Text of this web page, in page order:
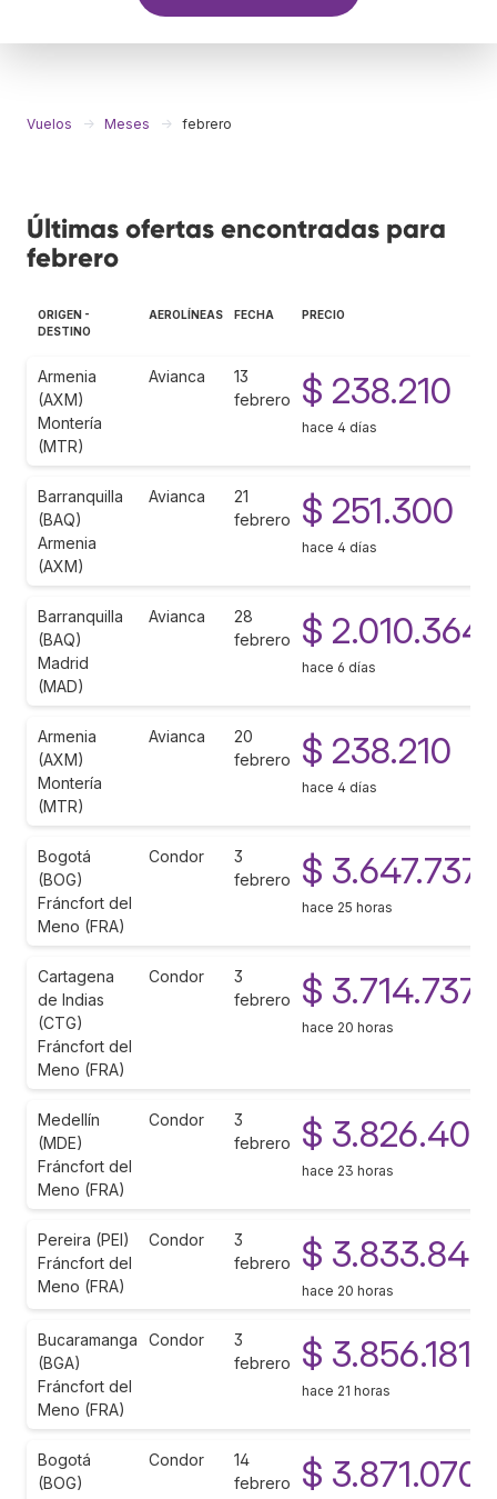
Vuelos Meses febrero
Últimas ofertas encontradas para
febrero
ORIGEN -
DESTINO
AEROLÍNEAS FECHA PRECIO
Armenia
(AXM)
Montería
(MTR)
Avianca
13
febrero
$ 238.210
hace 4 días
Barranquilla
(BAQ)
Armenia
(AXM)
Avianca
21
febrero
$ 251.300
hace 4 días
Barranquilla
(BAQ)
Madrid
(MAD)
Avianca
28
febrero
$ 2.010.364
hace 6 días
Armenia
(AXM)
Montería
(MTR)
Avianca
20
febrero
$ 238.210
hace 4 días
Bogotá
(BOG)
Fráncfort del
Meno (FRA)
Condor
3
febrero
$ 3.647.737
hace 25 horas
Cartagena
de Indias
(CTG)
Fráncfort del
Meno (FRA)
Condor
3
febrero
$ 3.714.737
hace 20 horas
Medellín
(MDE)
Fráncfort del
Meno (FRA)
Condor
3
febrero
$ 3.826.403
hace 23 horas
Pereira (PEI)
Fráncfort del
Meno (FRA)
Condor
3
febrero
$ 3.833.848
hace 20 horas
Bucaramanga
(BGA)
Fráncfort del
Meno (FRA)
Condor
3
febrero
$ 3.856.181
hace 21 horas
Bogotá
(BOG)
Condor
14
febrero
$ 3.871.070